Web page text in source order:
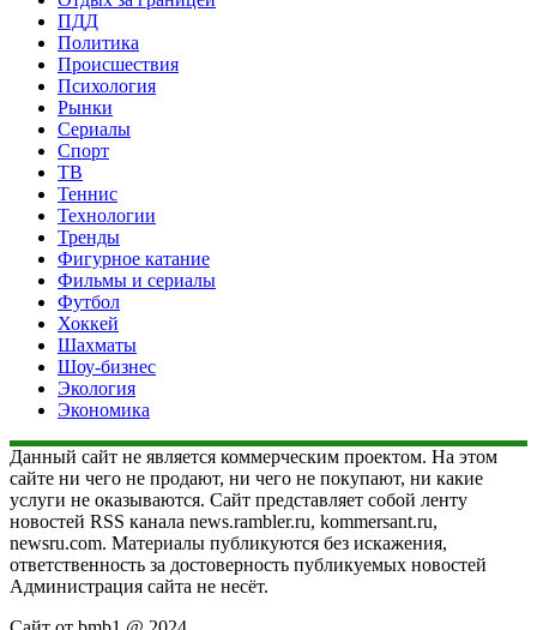
ПДД
Политика
Происшествия
Психология
Рынки
Сериалы
Спорт
ТВ
Теннис
Технологии
Тренды
Фигурное катание
Фильмы и сериалы
Футбол
Хоккей
Шахматы
Шоу-бизнес
Экология
Экономика
Данный сайт не является коммерческим проектом. На этом
сайте ни чего не продают, ни чего не покупают, ни какие
услуги не оказываются. Сайт представляет собой ленту
новостей RSS канала news.rambler.ru, kommersant.ru,
newsru.com. Материалы публикуются без искажения,
ответственность за достоверность публикуемых новостей
Администрация сайта не несёт.